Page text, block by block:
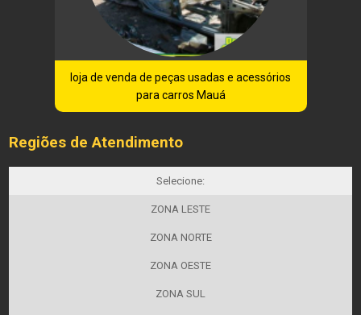
loja de venda de peças usadas e acessórios
para carros Mauá
Regiões de Atendimento
Selecione:
ZONA LESTE
ZONA NORTE
ZONA OESTE
ZONA SUL